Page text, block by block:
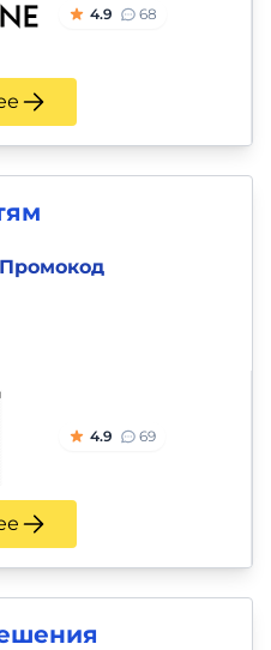
4.9 68
Промокод
4.9 69